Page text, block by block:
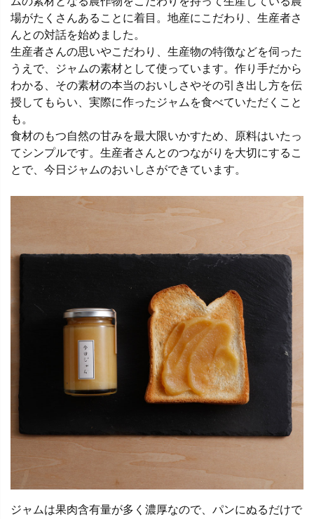
場がたくさんあることに着目。地産にこだわり、生産者さ
んとの対話を始めました。
生産者さんの思いやこだわり、生産物の特徴などを伺った
うえで、ジャムの素材として使っています。作り手だから
わかる、その素材の本当のおいしさやその引き出し方を伝
授してもらい、実際に作ったジャムを食べていただくこと
も。
食材のもつ自然の甘みを最大限いかすため、原料はいたっ
てシンプルです。生産者さんとのつながりを大切にするこ
とで、今日ジャムのおいしさができています。
ジャムは果肉含有量が多く濃厚なので、パンにぬるだけで